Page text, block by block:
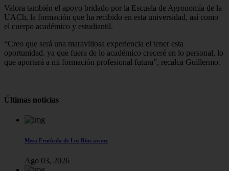
Valora también el apoyo bridado por la Escuela de Agronomía de la
UACh, la formación que ha recibido en esta universidad, así como
el cuerpo académico y estudiantil.
“Creo que será una maravillosa experiencia el tener esta
oportunidad. ya que fuera de lo académico creceré en lo personal, lo
que aportará a mi formación profesional futura”, recalca Guillermo.
Últimas noticias
Mesa Frutícola de Los Ríos avanz
Ago 03, 2026